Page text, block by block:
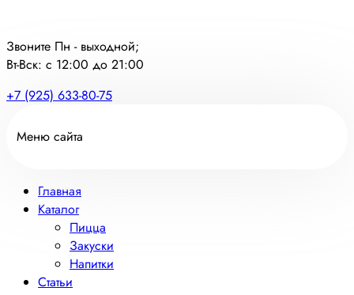
Звоните Пн - выходной;
Вт-Вск: с 12:00 до 21:00
+7 (925) 633-80-75
Меню сайта
Главная
Каталог
Пицца
Закуски
Напитки
Статьи